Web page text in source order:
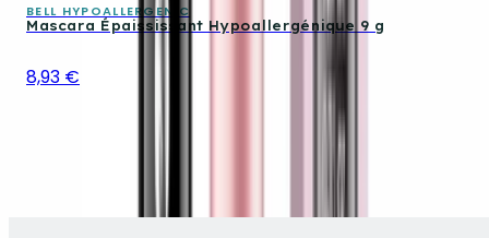
BELL HYPOALLERGENIC
Mascara Épaississant Hypoallergénique 9 g
8,93 €